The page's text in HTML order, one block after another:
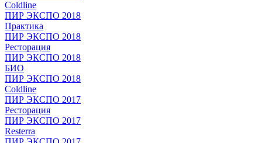
Coldline
ПИР ЭКСПО 2018
Практика
ПИР ЭКСПО 2018
Ресторация
ПИР ЭКСПО 2018
БИО
ПИР ЭКСПО 2018
Coldline
ПИР ЭКСПО 2017
Ресторация
ПИР ЭКСПО 2017
Resterra